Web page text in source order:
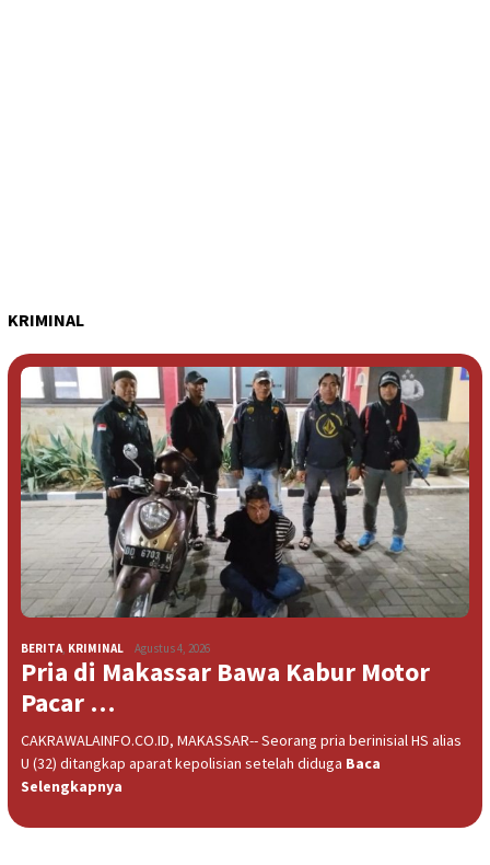
KRIMINAL
BERITA, KRIMINAL Agustus 4, 2026
Pria di Makassar Bawa Kabur Motor
Pacar …
CAKRAWALAINFO.CO.ID, MAKASSAR-- Seorang pria berinisial HS alias
U (32) ditangkap aparat kepolisian setelah diduga Baca
Selengkapnya